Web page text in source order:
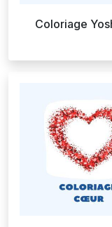
Coloriage